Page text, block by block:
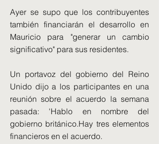
Ayer se supo que los contribuyentes
también financiarán el desarrollo en
Mauricio para "generar un cambio
significativo" para sus residentes.
Un portavoz del gobierno del Reino
Unido dijo a los participantes en una
reunión sobre el acuerdo la semana
pasada: 'Hablo en nombre del
gobierno británico.Hay tres elementos
financieros en el acuerdo.